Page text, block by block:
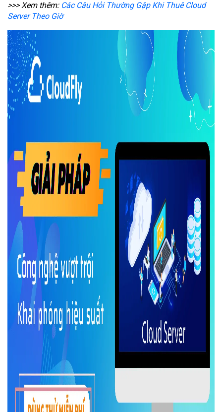
>>> Xem thêm: Các Câu Hỏi Thường Gặp Khi Thuê Cloud
Server Theo Giờ